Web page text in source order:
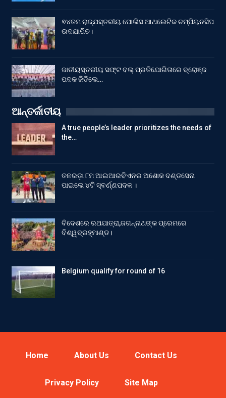
୭୪ତମ ରାଜ୍ଯସ୍ତରୀୟ ପୋଲିସ ଆଥଲେଟିକ ଚମ୍ପିୟନସିପ
ଉଦଯାପିତ।
ଜାତୀୟସ୍ତରୀୟ ସଫ୍ଟ ବଲ୍ ପ୍ରତିଯୋଗିତାରେ ବ୍ରୋଞ୍ଜ
ପଦକ ଜିତିଲେ…
ଆନ୍ତର୍ଜାତୀୟ
A true people’s leader prioritizes the needs of
the…
ତନରଡ଼ା ୮ମ ଆଇଆରବିଏନର ଅଶୋକ ଦଣ୍ଡସେନା
ପାଇଲେ ୪ଟି ସ୍ବର୍ଣ୍ଣପଦକ ।
ବିଦେଶରେ ରଥଯାତ୍ରା,ଜଗନ୍ନାଥଙ୍କ ପ୍ରେମରେ
ବିଶ୍ୱବ୍ରହ୍ମାଣ୍ଡ।
Belgium qualify for round of 16
Home About Us Contact Us
Privacy Policy Site Map